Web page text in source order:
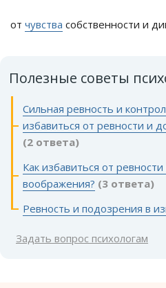
от чувства собственности и
Полезные советы
Сильная ревность и
избавиться от ревности и
(2 ответа)
Как избавиться от
воображения? (3 ответа)
Ревность и подозрения в
Задать вопрос психологам